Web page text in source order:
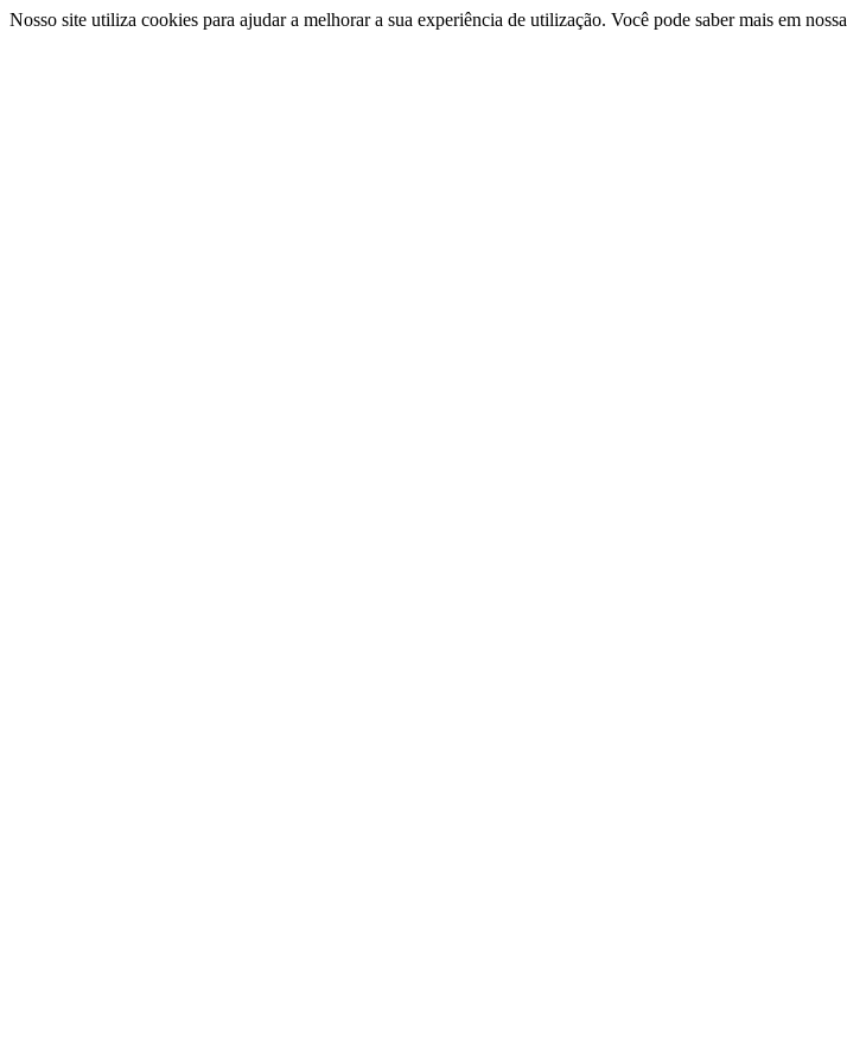
Nosso site utiliza cookies para ajudar a melhorar a sua experiência de utilização. Você pode saber mais em nossa